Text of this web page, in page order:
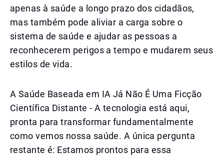
apenas à saúde a longo prazo dos cidadãos,
mas também pode aliviar a carga sobre o
sistema de saúde e ajudar as pessoas a
reconhecerem perigos a tempo e mudarem seus
estilos de vida.
A Saúde Baseada em IA Já Não É Uma Ficção
Científica Distante - A tecnologia está aqui,
pronta para transformar fundamentalmente
como vemos nossa saúde. A única pergunta
restante é: Estamos prontos para essa